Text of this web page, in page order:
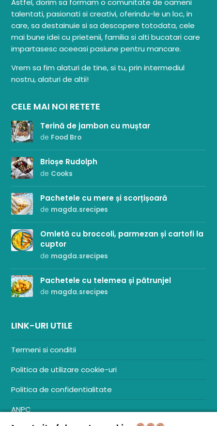
talentati, pasionati si creativi, oferindu-le un loc, in
care, sa destainuie si sa descopere totodata, cele
mai bune idei cu prietenii, familia si alti bucatari care
impartasesc aceeasi pasiune pentru mancare.
Vrem sa fim alaturi de tine, si tu, prin intermediul
nostru, alaturi de altii!
CELE MAI NOI RETETE
Terină de jambon cu muștar
de Food Bro
Brioșe Rudolph
de Cooks
Pachetele cu mere și scorțișoară
de magda.srecipes
Omletă cu broccoli, parmezan și cartofi la
cuptor
de magda.srecipes
Pachetele cu telemea și pătrunjel
de magda.srecipes
LINK-URI UTILE
Termeni si conditii
Politica de utilizare cookie-uri
Politica de confidentialitate
ANPC